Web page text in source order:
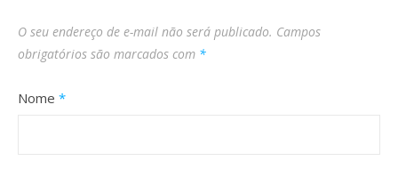
O seu endereço de e-mail não será publicado. Campos
obrigatórios são marcados com *
Nome *